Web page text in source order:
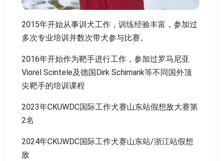
2015年开始从事训犬工作，训练经验丰富，参加过
多次专业培训并数次带犬参与比赛。
2016年开始作为靶手进行工作，参加过罗马尼亚
Viorel Scintele及德国Dirk Schimank等不同国外顶
尖靶手的培训课程
2023年CKUWDC国际工作犬赛山东站假想敌大赛第
2名
2024年CKUWDC国际工作犬赛山东站/浙江站假想
敌